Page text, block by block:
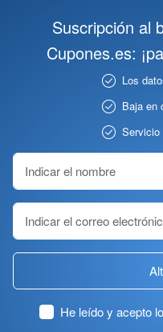
Suscripción al
Cupones.es:
Los
Baja en
Servicio
He leído y acepto